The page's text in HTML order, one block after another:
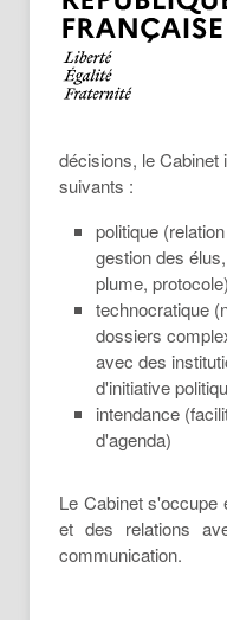
décisions, le Cabinet
suivants :
politique
gestion des
plume, protocole)
technocratique
dossiers
avec des
d'initiative
intendance
d'agenda)
Le Cabinet s'occupe
et des relations
communication.